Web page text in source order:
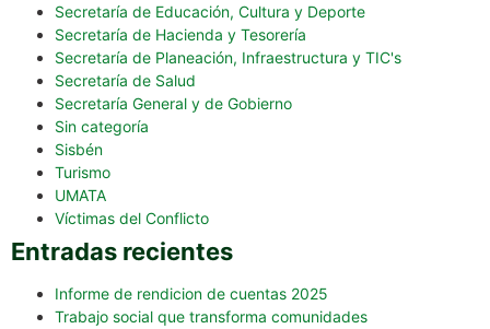
Secretaría de Educación, Cultura y Deporte
Secretaría de Hacienda y Tesorería
Secretaría de Planeación, Infraestructura y TIC's
Secretaría de Salud
Secretaría General y de Gobierno
Sin categoría
Sisbén
Turismo
UMATA
Víctimas del Conflicto
Entradas recientes
Informe de rendicion de cuentas 2025
Trabajo social que transforma comunidades